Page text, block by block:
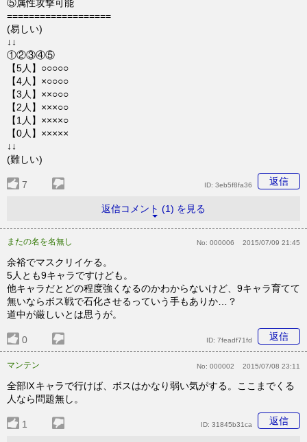
⑤属性攻撃可能
===================
(易しい)
↓↓
①②③④⑤
【5人】○○○○○
【4人】×○○○○
【3人】××○○○
【2人】×××○○
【1人】××××○
【0人】×××××
↓↓
(難しい)
7 返信
ID: 3eb5f8fa36
返信コメント (1) を見る
またの名を名無し No: 000006 2015/07/09 21:45
余裕でマスクリイケる。
5人とも9キャラですけども。
他キャラだとどの程度強くなるのかわからないけど、9キャラ育てて
無いならボス戦で石化させるっていう手もありか…？
道中が厳しいとは思うが。
0 返信
ID: 7feadf71fd
マンテン No: 000002 2015/07/08 23:11
全部Ⅸキャラで行けば、ボスはかなり弱い気がする。ここまでくる
人なら問題無し。
1 返信
ID: 31845b31ca